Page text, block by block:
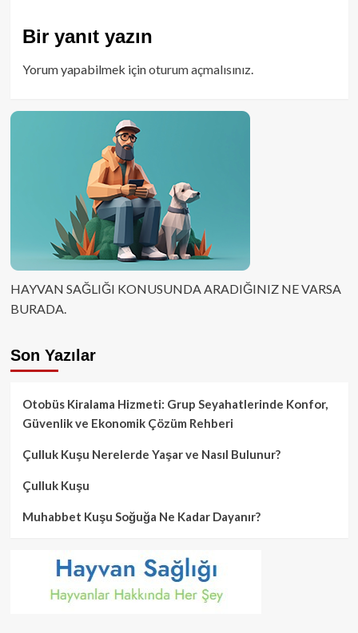
Bir yanıt yazın
Yorum yapabilmek içinoturum açmalısınız.
HAYVAN SAĞLIĞI KONUSUNDA ARADIĞINIZ NE VARSA
BURADA.
Son Yazılar
Otobüs Kiralama Hizmeti: Grup Seyahatlerinde Konfor,
Güvenlik ve Ekonomik Çözüm Rehberi
Çulluk Kuşu Nerelerde Yaşar ve Nasıl Bulunur?
Çulluk Kuşu
Muhabbet Kuşu Soğuğa Ne Kadar Dayanır?